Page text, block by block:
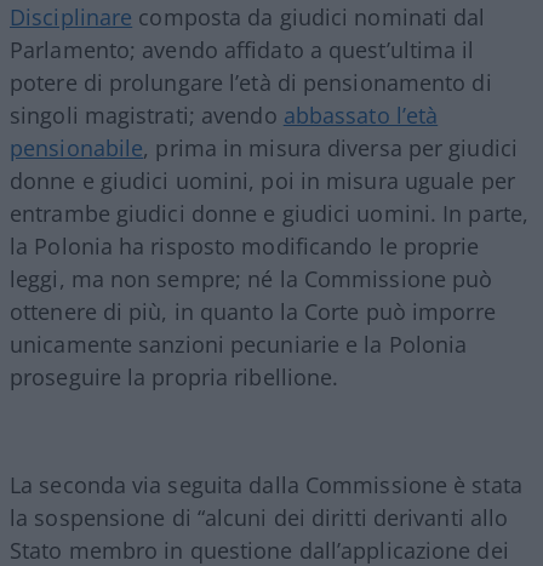
Disciplinare composta da giudici nominati dal
Parlamento; avendo affidato a quest’ultima il
potere di prolungare l’età di pensionamento di
singoli magistrati; avendo abbassato l’età
pensionabile, prima in misura diversa per giudici
donne e giudici uomini, poi in misura uguale per
entrambe giudici donne e giudici uomini. In parte,
la Polonia ha risposto modificando le proprie
leggi, ma non sempre; né la Commissione può
ottenere di più, in quanto la Corte può imporre
unicamente sanzioni pecuniarie e la Polonia
proseguire la propria ribellione.
La seconda via seguita dalla Commissione è stata
la sospensione di “alcuni dei diritti derivanti allo
Stato membro in questione dall’applicazione dei